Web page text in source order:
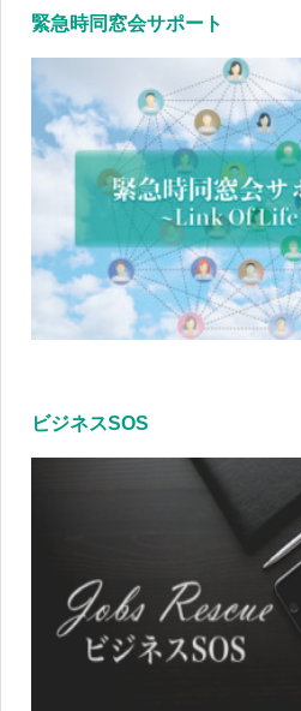
緊急時同窓会サポート
ビジネスSOS